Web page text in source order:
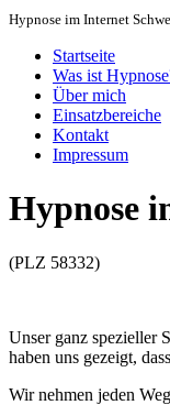
Hypnose im Internet
Startseite
Was ist
Über mich
Einsatzbereiche
Kontakt
Impressum
Hypnose
(PLZ 58332)
Unser ganz spezieller
haben uns gezeigt,
Wir nehmen jeden